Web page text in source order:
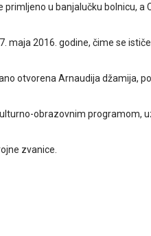
u banjalučku bolnicu, a
maja 2016. godine, čime se
otvorena Arnaudija džamija,
obrazovnim programom,
zvanice.